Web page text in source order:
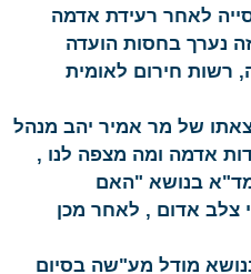
לאחר רעידת אדמה
זה נערך בחסות הועדה
רשות חירום לאומית
של מר אמיר יהב מנהל
אדמה ומה מצפה לנו ,
בנושא "האם
צלב אדום , לאחר מכן
מודל מע"שה בסיום